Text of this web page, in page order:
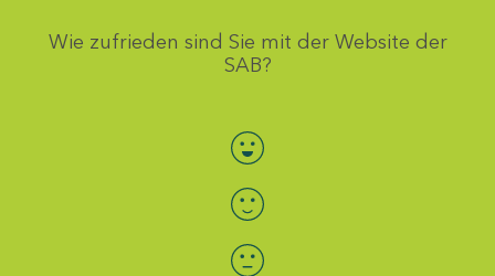
Wie zufrieden sind Sie mit der Website der
SAB?
Bewertung auswählen